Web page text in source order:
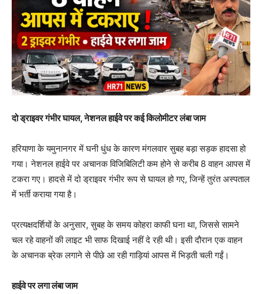
दो ड्राइवर गंभीर घायल, नेशनल हाईवे पर कई किलोमीटर लंबा जाम
हरियाणा के यमुनानगर में घनी धुंध के कारण मंगलवार सुबह बड़ा सड़क हादसा हो
गया। नेशनल हाईवे पर अचानक विजिबिलिटी कम होने से करीब 8 वाहन आपस में
टकरा गए। हादसे में दो ड्राइवर गंभीर रूप से घायल हो गए, जिन्हें तुरंत अस्पताल
में भर्ती कराया गया है।
प्रत्यक्षदर्शियों के अनुसार, सुबह के समय कोहरा काफी घना था, जिससे सामने
चल रहे वाहनों की लाइट भी साफ दिखाई नहीं दे रही थी। इसी दौरान एक वाहन
के अचानक ब्रेक लगाने से पीछे आ रही गाड़ियां आपस में भिड़ती चली गईं।
हाईवे पर लगा लंबा जाम